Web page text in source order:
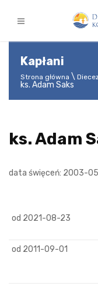
Kapłani
Strona główna
ks. Adam Saks
ks. Adam
data święceń: 2003-
od 2021-08-23
od 2011-09-01